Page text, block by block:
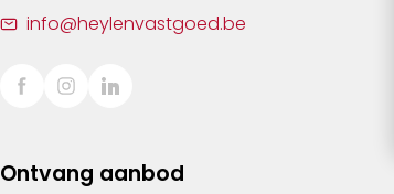
info@heylenvastgoed.be
Ontvang aanbod